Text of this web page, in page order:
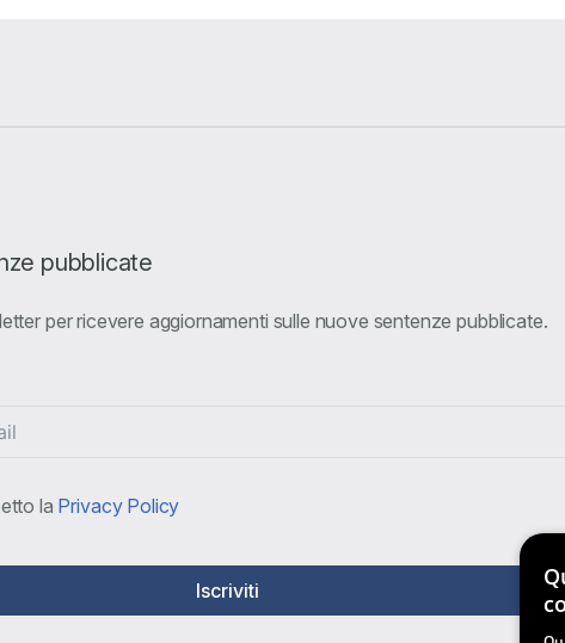
pubblicate
per ricevere aggiornamenti sulle nuove sentenze pubblicate.
la Privacy Policy
Iscriviti